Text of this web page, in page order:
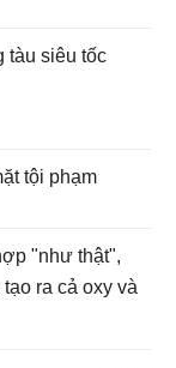
tàu siêu tốc
tội phạm
"như thật",
ra cả oxy và